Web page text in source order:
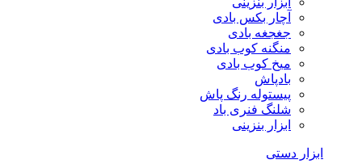
آچار بکس بادی
جغجغه بادی
منگنه کوب بادی
میخ کوب بادی
بادپاش
پیستوله رنگ پاش
شلنگ فنری باد
ابزار بنزینی
ابزار دستی